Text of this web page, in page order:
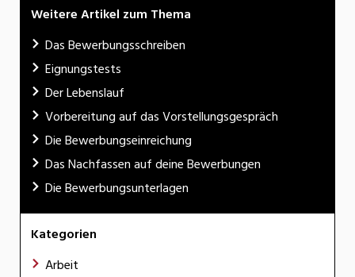
Weitere Artikel zum Thema
Das Bewerbungsschreiben
Eignungstests
Der Lebenslauf
Vorbereitung auf das Vorstellungsgespräch
Die Bewerbungseinreichung
Das Nachfassen auf deine Bewerbungen
Die Bewerbungsunterlagen
Kategorien
Arbeit